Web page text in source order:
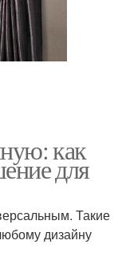
как
для
Такие
дизайну